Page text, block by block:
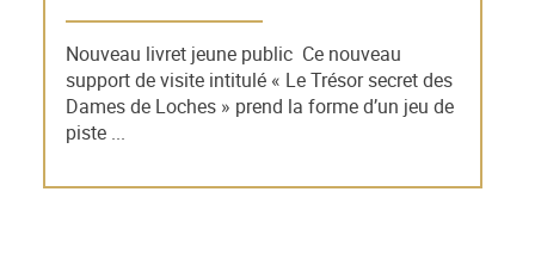
Nouveau livret jeune public Ce nouveau
support de visite intitulé « Le Trésor secret des
Dames de Loches » prend la forme d’un jeu de
piste ...